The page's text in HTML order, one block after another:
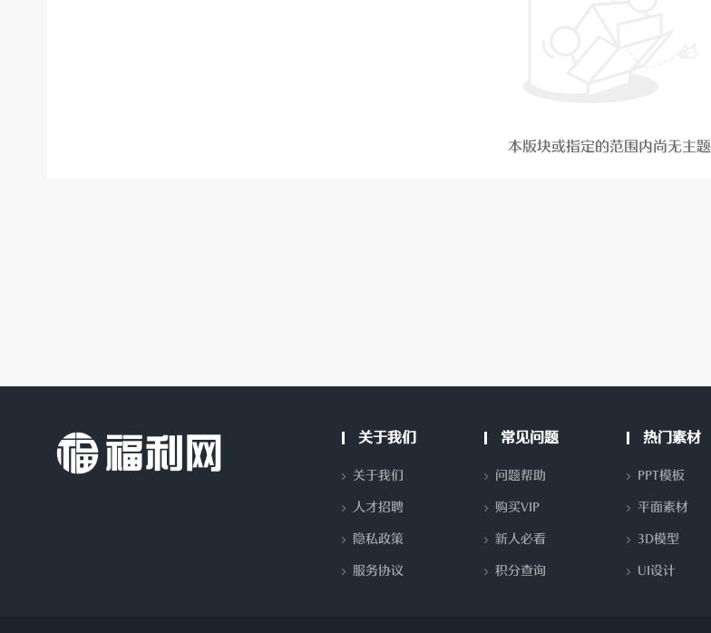
本版块或指定的范围内尚无主题
关于我们
关于我们
人才招聘
隐私政策
服务协议
常见问题
问题帮助
购买VIP
新人必看
积分查询
热门素材
PPT模板
平面素材
3D模型
UI设计